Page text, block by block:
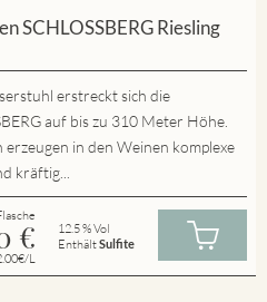
SCHLOSSBERG Riesling
erstreckt sich die
auf bis zu 310 Meter Höhe.
in den Weinen komplexe
kräftig...
€
L
12.5 % Vol
EnthältSulfite